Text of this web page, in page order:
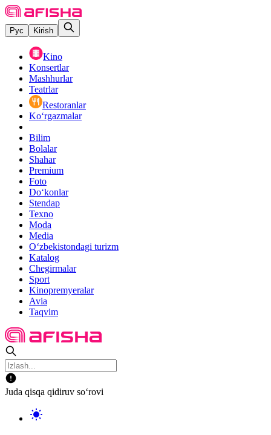
Рус Kirish
Kino
Konsertlar
Mashhurlar
Teatrlar
Restoranlar
Ko‘rgazmalar
Bilim
Bolalar
Shahar
Premium
Foto
Do‘konlar
Stendap
Texno
Moda
Media
O‘zbekistondagi turizm
Katalog
Chegirmalar
Sport
Kinopremyeralar
Avia
Taqvim
Juda qisqa qidiruv so‘rovi